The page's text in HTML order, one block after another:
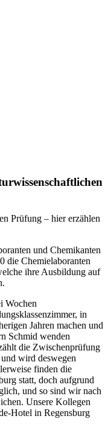
Prüfung – hier erzählen
und Chemikanten
die Chemielaboranten
ihre Ausbildung auf
Wochen
in
Jahren machen und
Schmid wenden
die Zwischenprüfung
wird deswegen
finden die
statt, doch aufgrund
und so sind wir nach
Unsere Kollegen
Hotel in Regensburg